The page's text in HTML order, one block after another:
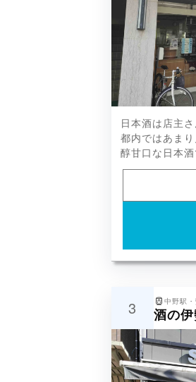
作、洌、ま
など
日本酒は店主
都内ではあま
醇甘口な日本酒
3 中野駅
酒の伊